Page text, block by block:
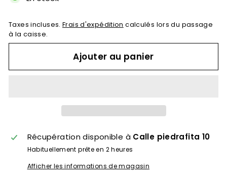
Taxes incluses. Frais d'expédition calculés lors du passage
à la caisse.
Ajouter au panier
Récupération disponible à Calle piedrafita 10
Habituellement prête en 2 heures
Afficher les informations de magasin